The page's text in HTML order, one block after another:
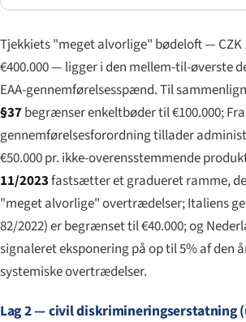
Tjekkiets "meget alvorlige" bødeloft — CZK
€400.000 — ligger i den mellem-til-øverste
EAA-gennemførelsesspænd. Til
§37begrænser enkeltbøder til €100.000;
gennemførelsesforordning tillader
€50.000 pr. ikke-overensstemmende
11/2023fastsætter et gradueret ramme,
"meget alvorlige" overtrædelser; Italiens
82/2022) er begrænset til €40.000; og
signaleret eksponering på op til 5% af den
systemiske overtrædelser.
Lag 2 — civil diskrimineringserstatning